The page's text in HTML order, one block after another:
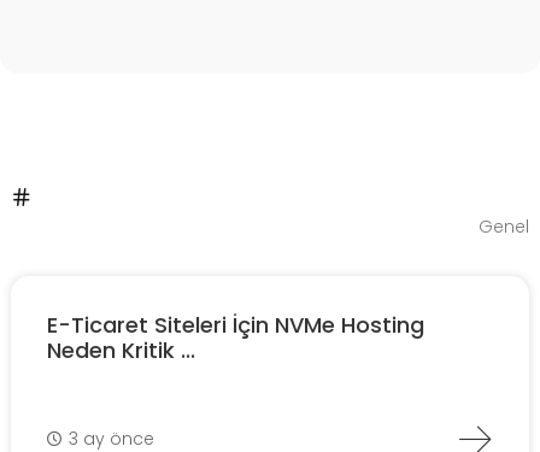
Genel
E-Ticaret Siteleri İçin NVMe Hosting
Neden Kritik ...
3 ay önce